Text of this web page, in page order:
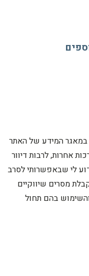
במאגר המידע של האתר
אחרות, לרבות דיוור
לי שבאפשרותי לסרב
מסרים שיווקיים
בהם תחול